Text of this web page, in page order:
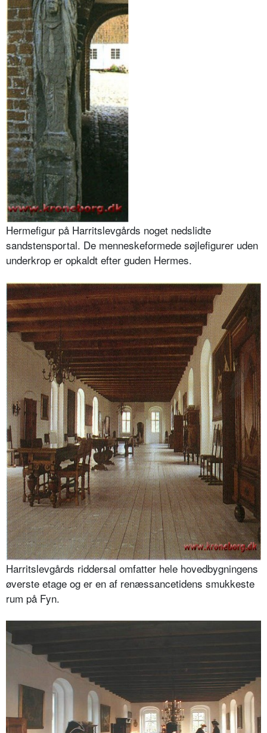
Hermefigur på Harritslevgårds noget nedslidte
sandstensportal. De menneskeformede søjlefigurer uden
underkrop er opkaldt efter guden Hermes.
Harritslevgårds riddersal omfatter hele hovedbygningens
øverste etage og er en af renæssancetidens smukkeste
rum på Fyn.